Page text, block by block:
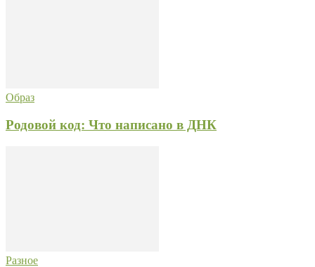
Образ
Родовой код: Что написано в ДНК
Разное